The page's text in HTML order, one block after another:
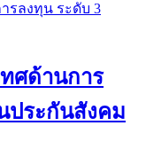
ศด้านการ
ประกันสังคม